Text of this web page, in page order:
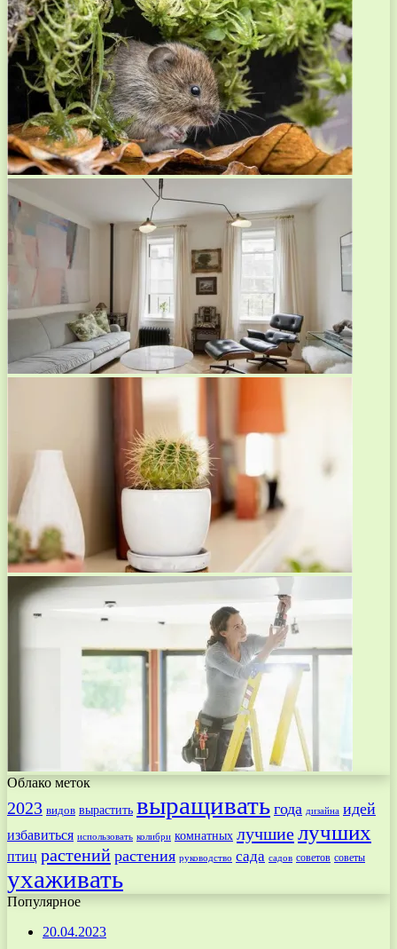
Облако меток
2023 видов вырастить выращивать года дизайна идей
избавиться использовать колибри комнатных лучшиелучших
птиц растений растения руководство сада садов советов советы
ухаживать
Популярное
20.04.2023